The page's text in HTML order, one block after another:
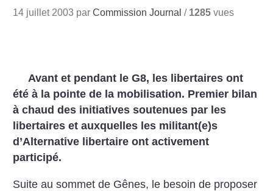
14 juillet 2003 parCommission Journal / 1285 vues
Avant et pendant le G8, les libertaires ont
été à la pointe de la mobilisation. Premier bilan
à chaud des initiatives soutenues par les
libertaires et auxquelles les militant(e)s
d’Alternative libertaire ont activement
participé.
Suite au sommet de Gênes, le besoin de proposer